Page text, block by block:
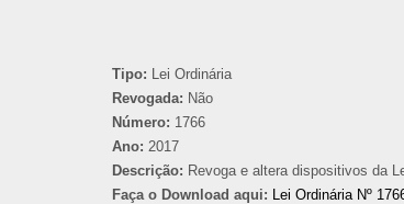
Tipo: Lei Ordinária
Revogada: Não
Número: 1766
Ano: 2017
Descrição: Revoga e altera dispositivos da
Faça o Download aqui: Lei Ordinária Nº